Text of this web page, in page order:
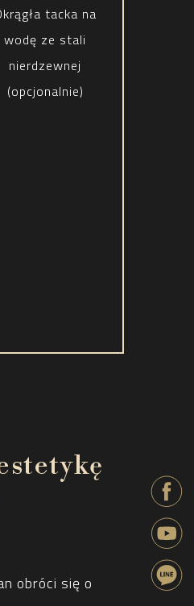
tacka na
wodę ze stali
nierdzewnej
(opcjonalnie)
obróci się o